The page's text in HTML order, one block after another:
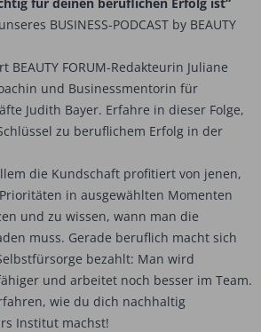
BUSINESS-PODCAST by BEAUTY
BEAUTY FORUM-Redakteurin Juliane
und Businessmentorin für
Judith Bayer. Erfahre in dieser Folge,
zu beruflichem Erfolg in der
die Kundschaft profitiert von jenen,
in ausgewählten Momenten
und zu wissen, wann man die
muss. Gerade beruflich macht sich
bezahlt: Man wird
und arbeitet noch besser im Team.
wie du dich nachhaltig
Institut machst!